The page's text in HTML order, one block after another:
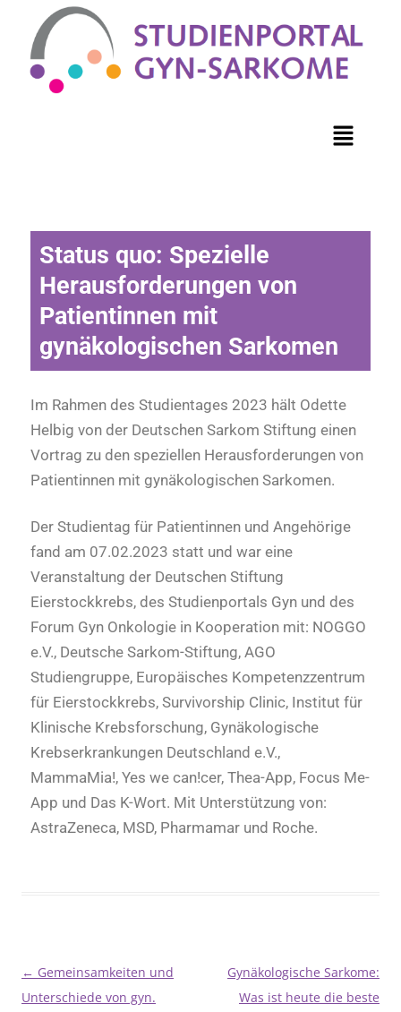
Status quo: Spezielle
Herausforderungen von
Patientinnen mit
gynäkologischen Sarkomen
Im Rahmen des Studientages 2023 hält Odette
Helbig von der Deutschen Sarkom Stiftung einen
Vortrag zu den speziellen Herausforderungen von
Patientinnen mit gynäkologischen Sarkomen.
Der Studientag für Patientinnen und Angehörige
fand am 07.02.2023 statt und war eine
Veranstaltung der Deutschen Stiftung
Eierstockkrebs, des Studienportals Gyn und des
Forum Gyn Onkologie in Kooperation mit: NOGGO
e.V., Deutsche Sarkom-Stiftung, AGO
Studiengruppe, Europäisches Kompetenzzentrum
für Eierstockkrebs, Survivorship Clinic, Institut für
Klinische Krebsforschung, Gynäkologische
Krebserkrankungen Deutschland e.V.,
MammaMia!, Yes we can!cer, Thea-App, Focus Me-
App und Das K-Wort. Mit Unterstützung von:
AstraZeneca, MSD, Pharmamar und Roche.
Beitragsnavigation
← Gemeinsamkeiten und
Unterschiede von gyn.
Gynäkologische Sarkome:
Was ist heute die beste